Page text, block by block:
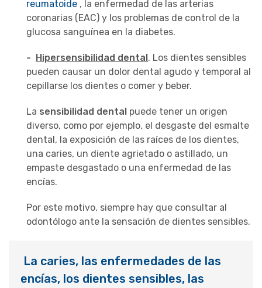
reumatoide , la enfermedad de las arterias
coronarias (EAC) y los problemas de control de la
glucosa sanguínea en la diabetes.
- Hipersensibilidad dental. Los dientes sensibles
pueden causar un dolor dental agudo y temporal al
cepillarse los dientes o comer y beber.
La sensibilidad dental puede tener un origen
diverso, como por ejemplo, el desgaste del esmalte
dental, la exposición de las raíces de los dientes,
una caries, un diente agrietado o astillado, un
empaste desgastado o una enfermedad de las
encías.
Por este motivo, siempre hay que consultar al
odontólogo ante la sensación de dientes sensibles.
La caries, las enfermedades de las
encías, los dientes sensibles, las